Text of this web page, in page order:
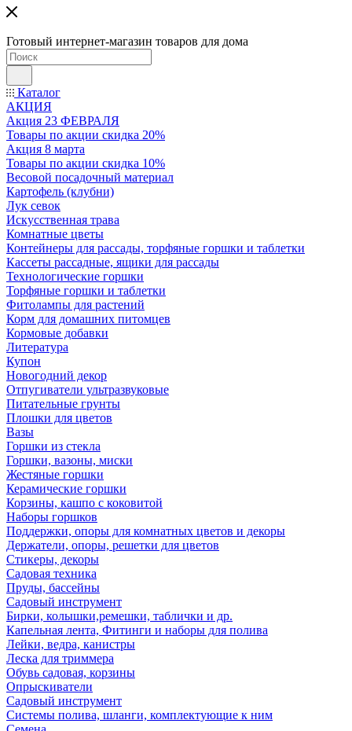
Готовый интернет-магазин товаров для дома
Каталог
АКЦИЯ
Акция 23 ФЕВРАЛЯ
Товары по акции скидка 20%
Акция 8 марта
Товары по акции скидка 10%
Весовой посадочный материал
Картофель (клубни)
Лук севок
Искусственная трава
Комнатные цветы
Контейнеры для рассады, торфяные горшки и таблетки
Кассеты рассадные, ящики для рассады
Технологические горшки
Торфяные горшки и таблетки
Фитолампы для растений
Корм для домашних питомцев
Кормовые добавки
Литература
Купон
Новогодний декор
Отпугиватели ультразвуковые
Питательные грунты
Плошки для цветов
Вазы
Горшки из стекла
Горшки, вазоны, миски
Жестяные горшки
Керамические горшки
Корзины, кашпо с коковитой
Наборы горшков
Поддержки, опоры для комнатных цветов и декоры
Держатели, опоры, решетки для цветов
Стикеры, декоры
Садовая техника
Пруды, бассейны
Садовый инструмент
Бирки, колышки,ремешки, таблички и др.
Капельная лента, Фитинги и наборы для полива
Лейки, ведра, канистры
Леска для триммера
Обувь садовая, корзины
Опрыскиватели
Садовый инструмент
Системы полива, шланги, комплектующие к ним